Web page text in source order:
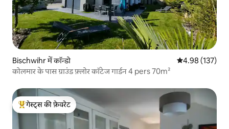
Bischwihr में कॉन्डो औसत रेटिंग 5 में से
4.98 (137)
कोलमार के पास ग्राउंड फ़्लोर कॉटेज गार्डन 4 pers 70m²
गेस्ट्स का टॉप फ़ेवरेट
गेस्ट्स की फ़ेवरेट